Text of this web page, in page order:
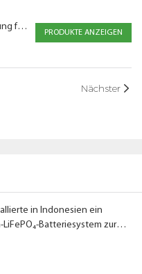
für
PRODUKTE ANZEIGEN
Nächster
in Indonesien ein
LiFePO₄-Batteriesystem zur